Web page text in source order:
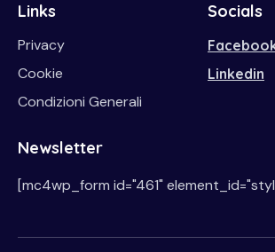
Links
Privacy
Cookie
Condizioni Generali
Socials
Linkedin
Newsletter
[mc4wp_form id="461"